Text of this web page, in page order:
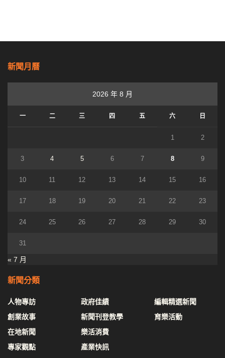
新聞月曆
2026 年 8 月
一 二 三 四 五 六 日
1 2
3 4 5 6 7 8 9
10 11 12 13 14 15 16
17 18 19 20 21 22 23
24 25 26 27 28 29 30
31
« 7 月
新聞分類
人物專訪
創業故事
在地新聞
專家觀點
政府佳績
新聞刊登教學
樂活消費
產業快訊
編輯精選新聞
育樂活動